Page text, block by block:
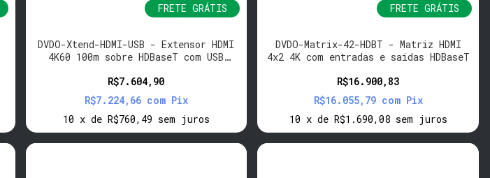
FRETE GRÁTIS
DVDO-Xtend-HDMI-USB - Extensor HDMI
4K60 100m sobre HDBaseT com USB
R$7.604,90
R$7.224,66 com Pix
10 x de R$760,49 sem juros
FRETE GRÁTIS
DVDO-Matrix-42-HDBT - Matriz HDMI
4x2 4K com entradas e saidas HDBaseT
R$16.900,83
R$16.055,79 com Pix
10 x de R$1.690,08 sem juros